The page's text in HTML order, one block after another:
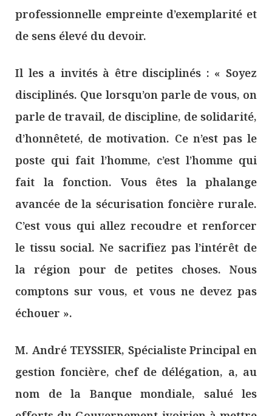
professionnelle empreinte d’exemplarité et
de sens élevé du devoir.
Il les a invités à être disciplinés : « Soyez
disciplinés. Que lorsqu’on parle de vous, on
parle de travail, de discipline, de solidarité,
d’honnêteté, de motivation. Ce n’est pas le
poste qui fait l’homme, c’est l’homme qui
fait la fonction. Vous êtes la phalange
avancée de la sécurisation foncière rurale.
C’est vous qui allez recoudre et renforcer
le tissu social. Ne sacrifiez pas l’intérêt de
la région pour de petites choses. Nous
comptons sur vous, et vous ne devez pas
échouer ».
M. André TEYSSIER, Spécialiste Principal en
gestion foncière, chef de délégation, a, au
nom de la Banque mondiale, salué les